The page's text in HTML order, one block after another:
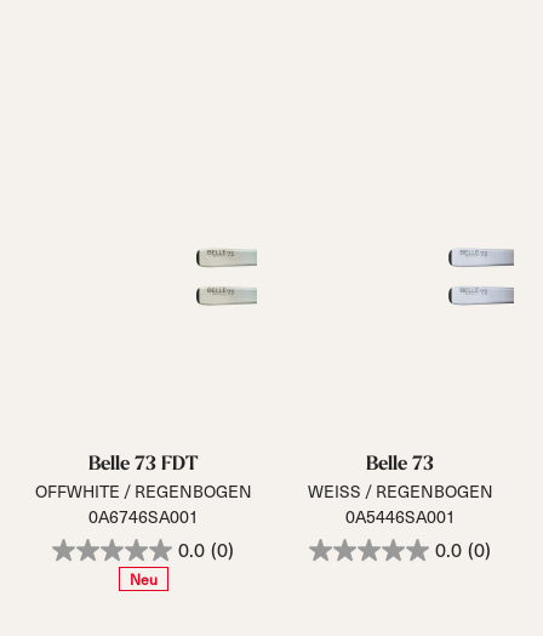
Belle 73 FDT
OFFWHITE / REGENBOGEN
0A6746SA001
0.0 (0)
Neu
Belle 73
WEISS / REGENBOGEN
0A5446SA001
0.0 (0)